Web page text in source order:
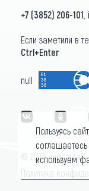
+7 (3852) 206-101
Если заметили в
Ctrl+Enter
null
© 2026
Политика
Пользуясь
используем